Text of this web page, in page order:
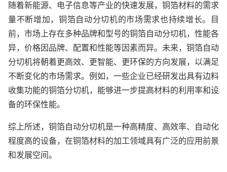
随着新能源、电子信息等产业的快速发展，铜箔材料的需求
量不断增加，铜箔自动分切机的市场需求也持续增长。目
前，市场上存在多种品牌和型号的铜箔自动分切机，性能各
异，价格因品牌、配置和性能等因素而异。未来，铜箔自动
分切机将朝着更高效、更智能、更环保的方向发展，以满足
不断变化的市场需求。例如，一些企业已经研发出具有边料
收集功能的铜箔分切机，能够进一步提高材料的利用率和设
备的环保性能。
综上所述，铜箔自动分切机是一种高精度、高效率、自动化
程度高的设备，在铜箔材料的加工领域具有广泛的应用前景
和发展空间。